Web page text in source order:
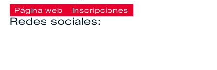
Página web Inscripciones
Redes sociales: